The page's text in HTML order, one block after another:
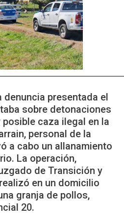
denuncia presentada el
sobre detonaciones
caza ilegal en la
personal de la
a cabo un allanamiento
La operación,
de Transición y
en un domicilio
granja de pollos,
20.